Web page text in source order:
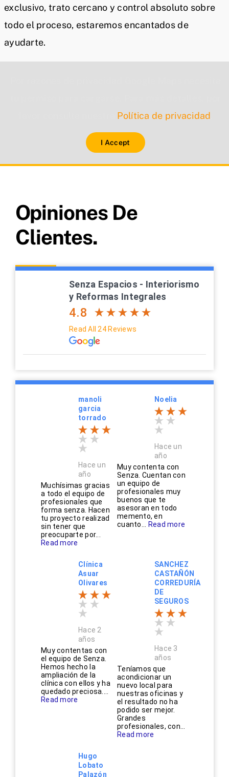
exclusivo, trato cercano y control absoluto sobre
todo el proceso, estaremos encantados de
ayudarte.
Política de privacidad
I Accept
Opiniones De
Clientes.
Senza Espacios - Interiorismo
y Reformas Integrales
4.8
Read All 24 Reviews
manoli
garcia
torrado
Hace un
año
Muchísimas gracias
a todo el equipo de
profesionales que
forma senza. Hacen
tu proyecto realizad
sin tener que
preocuparte por...
Read more
Noelia
Hace un
año
Muy contenta con
Senza. Cuentan con
un equipo de
profesionales muy
buenos que te
asesoran en todo
memento, en
cuanto...
Read more
Clínica
Asuar
Olivares
Hace 2
años
Muy contentas con
el equipo de Senza.
Hemos hecho la
ampliación de la
clínica con ellos y ha
quedado preciosa....
Read more
SANCHEZ
CASTAÑÓN
CORREDURÍA
DE
SEGUROS
Hace 3
años
Teníamos que
acondicionar un
nuevo local para
nuestras oficinas y
el resultado no ha
podido ser mejor.
Grandes
profesionales, con...
Read more
Hugo
Lobato
Palazón